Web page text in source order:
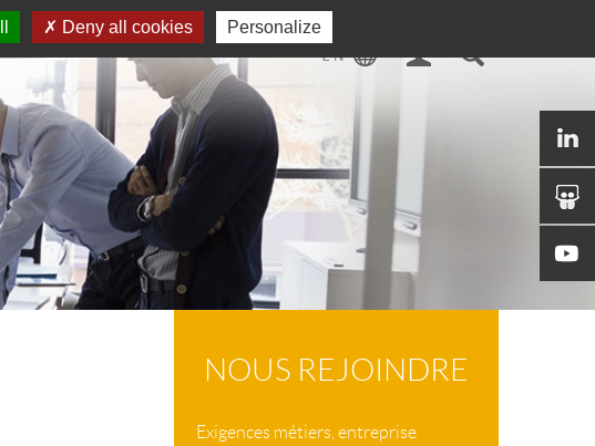
NOUS REJOINDRE
Exigences métiers, entreprise
Deny all cookies Personalize